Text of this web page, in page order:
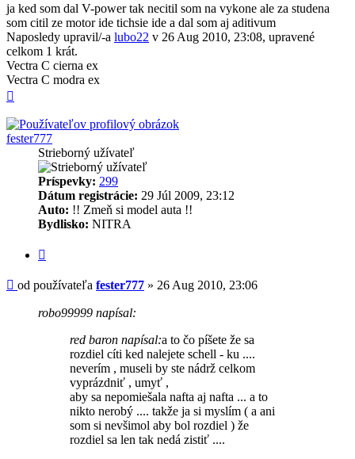
ja ked som dal V-power tak necitil som na vykone ale za studena
som citil ze motor ide tichsie ide a dal som aj aditivum
Naposledy upravil/-a lubo22 v 26 Aug 2010, 23:08, upravené
celkom 1 krát.
Vectra C cierna ex
Vectra C modra ex
fester777
Strieborný užívateľ
Príspevky: 299
Dátum registrácie: 29 Júl 2009, 23:12
Auto: !! Zmeň si model auta !!
Bydlisko: NITRA
Príspevok
od používateľa fester777 » 26 Aug 2010, 23:06
robo99999 napísal:
red baron napísal:a to čo píšete že sa
rozdiel cíti ked nalejete schell - ku ....
neverím , museli by ste nádrž celkom
vyprázdniť , umyť ,
aby sa nepomiešala nafta aj nafta ... a to
nikto nerobý .... takže ja si myslím ( a ani
som si nevšimol aby bol rozdiel ) že
rozdiel sa len tak nedá zistiť ....